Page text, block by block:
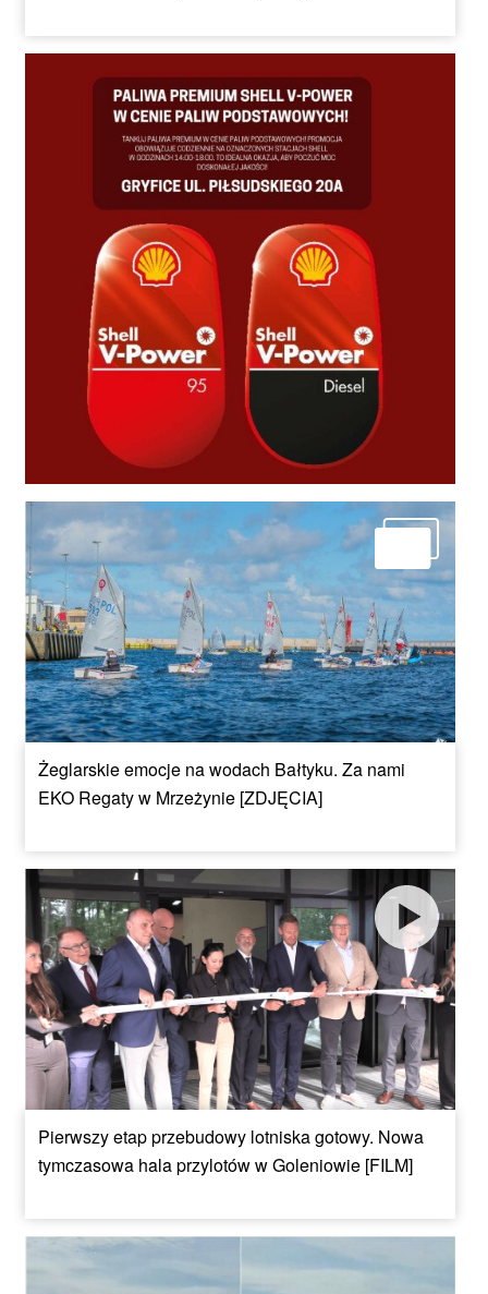
Żeglarskie emocje na wodach Bałtyku. Za nami
EKO Regaty w Mrzeżynie [ZDJĘCIA]
Pierwszy etap przebudowy lotniska gotowy. Nowa
tymczasowa hala przylotów w Goleniowie [FILM]